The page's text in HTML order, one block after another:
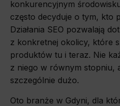
konkurencyjnym
często decyduje o tym, kto
Działania SEO pozwalają
z konkretnej okolicy, które
produktów tu i teraz. Nie
z niego w równym stopniu,
szczególnie dużo.
Oto branże w Gdyni, dla